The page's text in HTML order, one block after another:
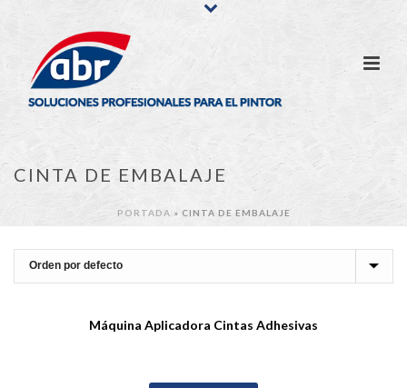
CINTA DE EMBALAJE
PORTADA » CINTA DE EMBALAJE
Máquina Aplicadora Cintas Adhesivas